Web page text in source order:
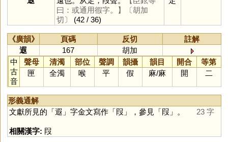
曰：或通用徦字。】
〔胡加
切〕
(42 / 36)
《廣韻》 頁碼 反切
註解
遐
167
胡加
中
古
音
聲母 清濁 部位 聲調 韻攝 韻目 開合
等第
匣
全濁 喉 平 假 麻/麻 開 二
形義通解
文獻所見的「遐 」字金文寫作「叚 」，參見「叚 」。 23 字
相關漢字: 叚